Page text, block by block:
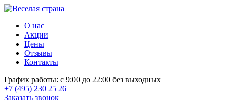
О нас
Акции
Цены
Отзывы
Контакты
График работы: с 9:00 до 22:00 без выходных
+7 (495) 230 25 26
Заказать звонок